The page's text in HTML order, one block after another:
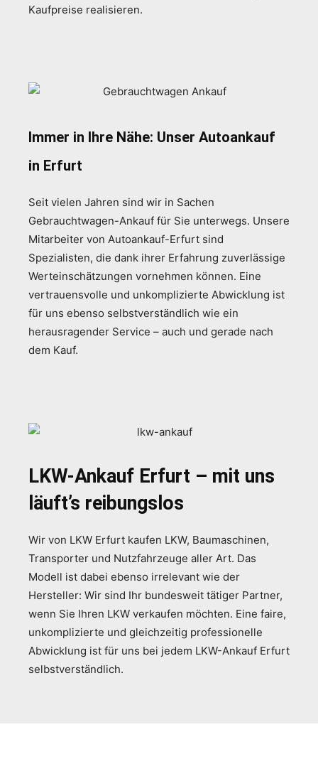
Kaufpreise realisieren.
Immer in Ihre Nähe: Unser Autoankauf
in Erfurt
Seit vielen Jahren sind wir in Sachen
Gebrauchtwagen-Ankauf für Sie unterwegs. Unsere
Mitarbeiter von Autoankauf-Erfurt sind
Spezialisten, die dank ihrer Erfahrung zuverlässige
Werteinschätzungen vornehmen können. Eine
vertrauensvolle und unkomplizierte Abwicklung ist
für uns ebenso selbstverständlich wie ein
herausragender Service – auch und gerade nach
dem Kauf.
LKW-Ankauf Erfurt – mit uns
läuft’s reibungslos
Wir von LKW Erfurt kaufen LKW, Baumaschinen,
Transporter und Nutzfahrzeuge aller Art. Das
Modell ist dabei ebenso irrelevant wie der
Hersteller: Wir sind Ihr bundesweit tätiger Partner,
wenn Sie Ihren LKW verkaufen möchten. Eine faire,
unkomplizierte und gleichzeitig professionelle
Abwicklung ist für uns bei jedem LKW-Ankauf Erfurt
selbstverständlich.